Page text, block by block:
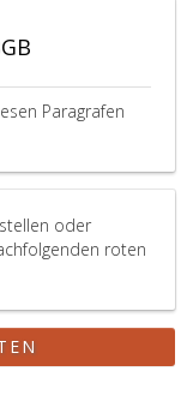
Paragrafen
oder
roten